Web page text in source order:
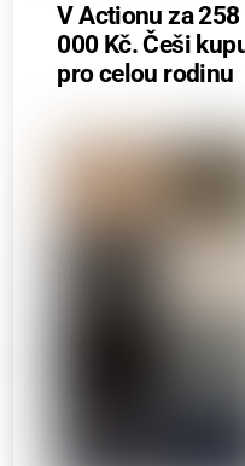
V Actionu za
000 Kč. Češi
pro celou rodinu